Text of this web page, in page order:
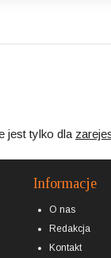
jest tylko dla
Informacje
O nas
Redakcja
Kontakt